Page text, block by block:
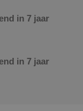
in 7 jaar
in 7 jaar